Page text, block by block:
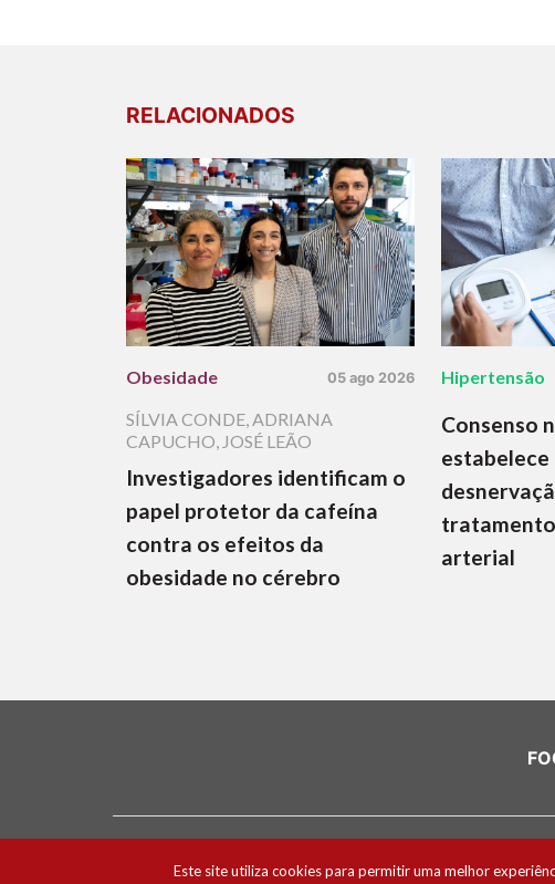
RELACIONADOS
Obesidade 05 ago 2026
SÍLVIA CONDE,ADRIANA
CAPUCHO, JOSÉ LEÃO
Investigadores identificam o
papel protetor da cafeína
contra os efeitos da
obesidade no cérebro
Hipertensão
Consenso
arterial
Este site utiliza cookies para permitir uma melhor